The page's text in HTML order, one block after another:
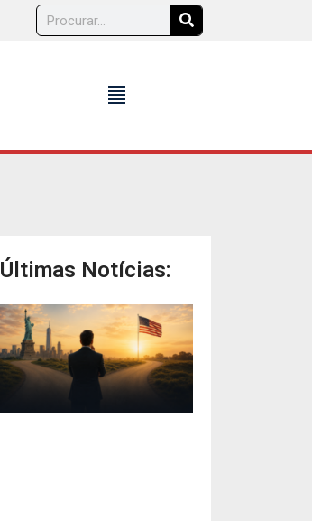
format_align_justify
Últimas Notícias: